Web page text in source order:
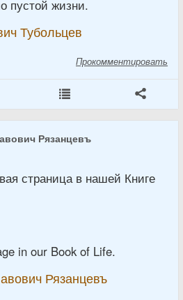
пустой жизни.
Тубольцев
Прокомментировать
Рязанцевъ
страница в нашей Книге
in our Book of Life.
Рязанцевъ